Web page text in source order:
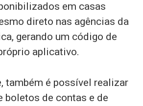
em casas
direto nas agências da
gerando um código de
aplicativo.
também é possível realizar
boletos de contas e de